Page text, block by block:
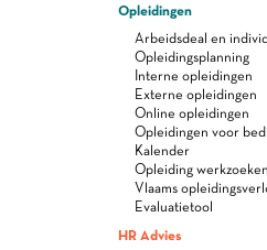
Opleidingen
Arbeidsdeal en
Opleidingsplanning
Interne opleidingen
Externe opleidingen
Online opleidingen
Opleidingen voor
Kalender
Opleiding
Vlaams
Evaluatietool
HR Advies